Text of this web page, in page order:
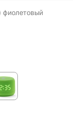
фиолетовый